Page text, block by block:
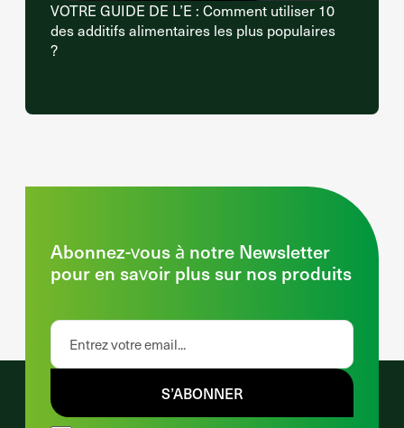
VOTRE GUIDE DE L’E : Comment utiliser 10
des additifs alimentaires les plus populaires
?
Abonnez-vous à notre Newsletter
pour en savoir plus sur nos produits
S’ABONNER